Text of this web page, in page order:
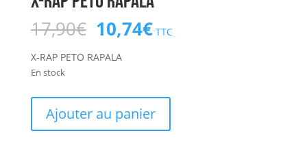
17,90€ Le
prix
initial
17,90€.
10,74€Le
prix
10,74€.
TTC
X-RAP PETO RAPALA
En stock
Ajouter au panier